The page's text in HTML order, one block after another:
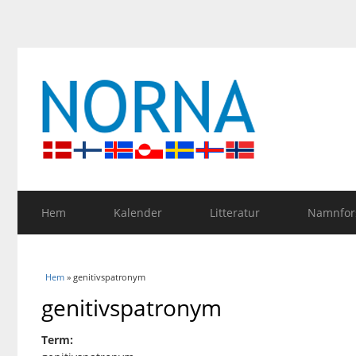
Hem Kalender Litteratur
Du är här
Hem » genitivspatronym
genitivspatronym
Term: